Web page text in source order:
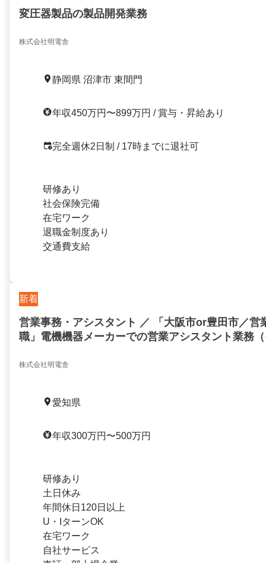
変圧器製品の製品開発業務
株式会社明電舎
静岡県 沼津市 東間門
年収450万円〜899万円 / 賞与・昇給あり
完全週休2日制 / 17時までに退社可
研修あり
社会保険完備
在宅ワーク
退職金制度あり
交通費支給
新着
営業事務・アシスタント ／ 「大阪市or豊田市／営
職」電機機器メーカーでの営業アシスタント業務
株式会社明電舎
愛知県
年収300万円〜500万円
研修あり
土日休み
年間休日120日以上
U・IターンOK
在宅ワーク
自社サービス